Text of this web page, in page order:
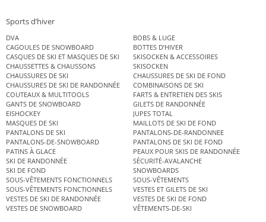
Sports d’hiver
DVA
BOBS & LUGE
CAGOULES DE SNOWBOARD
BOTTES D’HIVER
CASQUES DE SKI ET MASQUES DE SKI
SKISOCKEN & ACCESSOIRES
CHAUSSETTES & CHAUSSONS
SKISOCKEN
CHAUSSURES DE SKI
CHAUSSURES DE SKI DE FOND
CHAUSSURES DE SKI DE RANDONNÉE
COMBINAISONS DE SKI
COUTEAUX & MULTITOOLS
FARTS & ENTRETIEN DES SKIS
GANTS DE SNOWBOARD
GILETS DE RANDONNÉE
EISHOCKEY
JUPES TOTAL
MASQUES DE SKI
MAILLOTS DE SKI DE FOND
PANTALONS DE SKI
PANTALONS-DE-RANDONNEE
PANTALONS-DE-SNOWBOARD
PANTALONS DE SKI DE FOND
PATINS À GLACE
PEAUX POUR SKIS DE RANDONNÉE
SKI DE RANDONNÉE
SÉCURITÉ-AVALANCHE
SKI DE FOND
SNOWBOARDS
SOUS-VÊTEMENTS FONCTIONNELS
SOUS-VÊTEMENTS
SOUS-VÊTEMENTS FONCTIONNELS
VESTES ET GILETS DE SKI
VESTES DE SKI DE RANDONNÉE
VESTES DE SKI DE FOND
VESTES DE SNOWBOARD
VÊTEMENTS-DE-SKI